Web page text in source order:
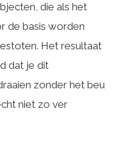
die als het
de basis worden
Het resultaat
dat je dit
zonder het beu
niet zo ver